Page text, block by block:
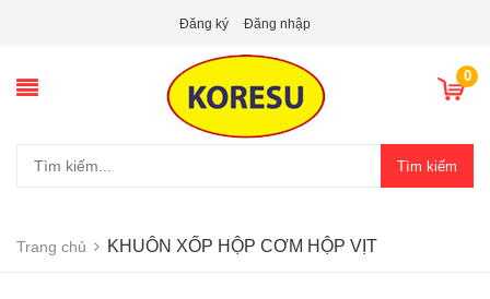
Đăng ký Đăng nhập
0
Tìm kiếm
Trang chủ KHUÔN XỐP HỘP CƠM HỘP VỊT